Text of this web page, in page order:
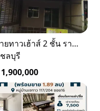
ขายทาวเฮ้าส์ 2 ชั้น ราคา 1.9 ล้านบาท ที่อยู่ ศรีราชา ชลบุรี
ชลบุรี
1,900,000